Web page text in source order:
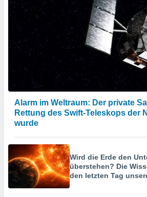
Alarm im Weltraum: Der private
Rettung des Swift-Teleskops der
wurde
Wird die Erde den
überstehen? Die
den letzten Tag